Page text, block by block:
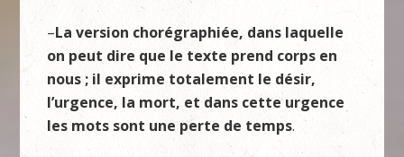
–La version chorégraphiée, dans laquelle
on peut dire que le texte prend corps en
nous ; il exprime totalement le désir,
l’urgence, la mort, et dans cette urgence
les mots sont une perte de temps.